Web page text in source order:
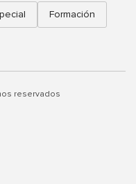
Formación
reservados